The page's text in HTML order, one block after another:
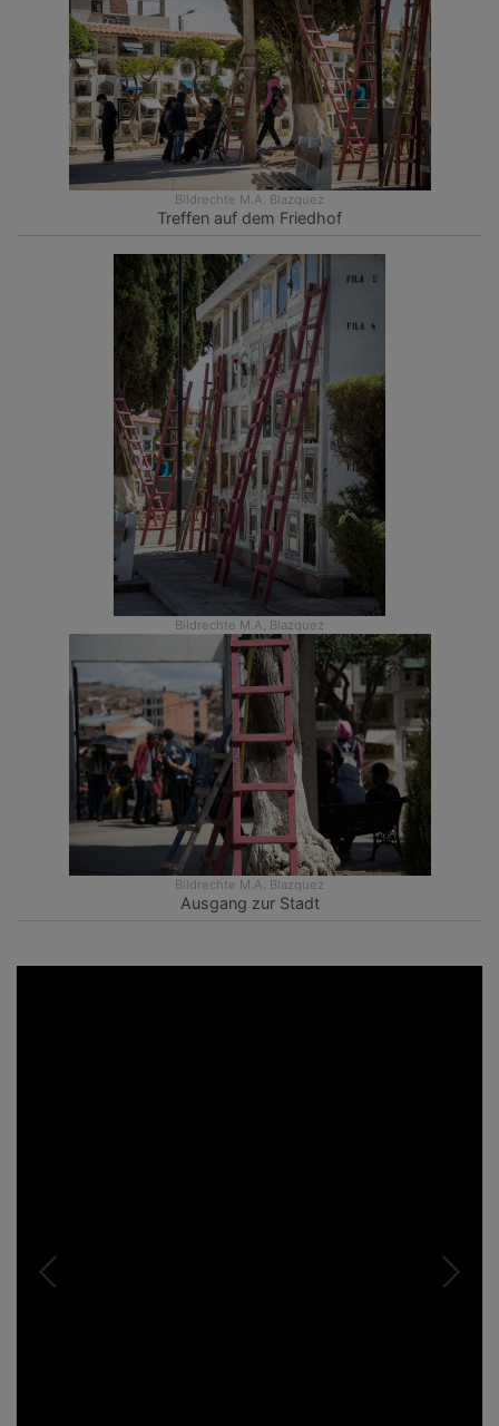
Bildrechte M.A. Blazquez
Treffen auf dem Friedhof
Bildrechte M.A, Blazquez
Bildrechte M.A. Blazquez
Ausgang zur Stadt